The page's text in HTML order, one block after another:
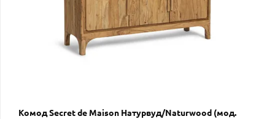
Комод Secret de Maison Натурвуд/Naturwood (мод.